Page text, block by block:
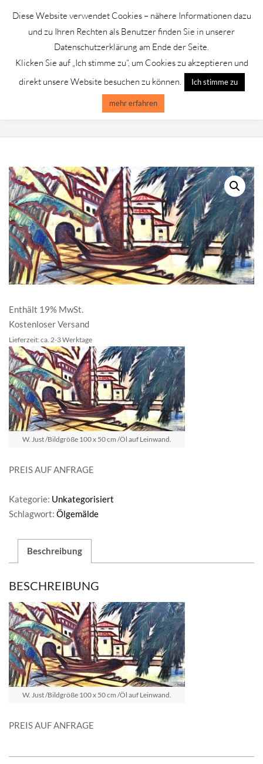
content GALERIE CHROMIK
Primary
Navigation
W. JUST
Enthält 19% MwSt.
Kostenloser Versand
Lieferzeit: ca. 2-3 Werktage
W. Just /Bildgröße 100 x 50 cm /Öl auf Leinwand.
PREIS AUF ANFRAGE
Kategorie: Unkategorisiert
Schlagwort: Ölgemälde
Beschreibung
BESCHREIBUNG
W. Just /Bildgröße 100 x 50 cm /Öl auf Leinwand.
PREIS AUF ANFRAGE
Diese Website verwendet Cookies – nähere Informationen dazu
und zu Ihren Rechten als Benutzer finden Sie in unserer
Datenschutzerklärung am Ende der Seite.
Klicken Sie auf „Ich stimme zu“, um Cookies zu akzeptieren und
direkt unsere Website besuchen zu können.
Ich stimme zu
mehr erfahren